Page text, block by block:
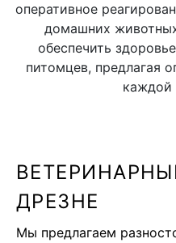
оперативное
домашних
обеспечить
питомцев, предлагая
каждой
ДРЕЗНЕ
Мы предлагаем